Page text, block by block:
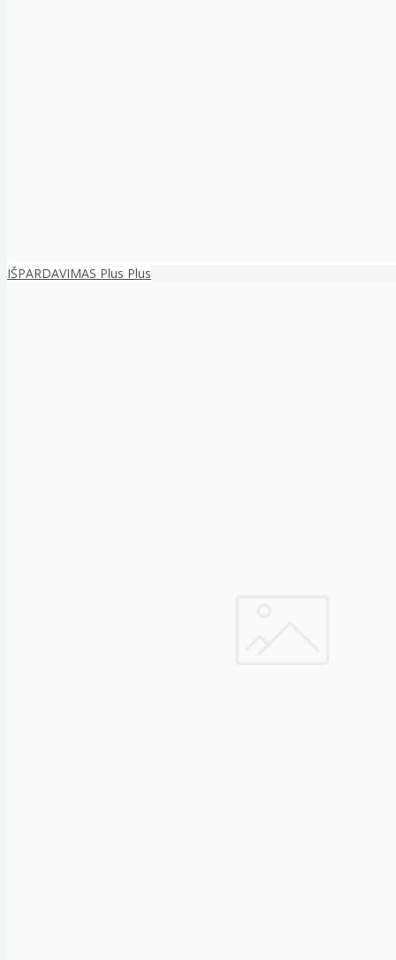
IŠPARDAVIMAS Plus Plus